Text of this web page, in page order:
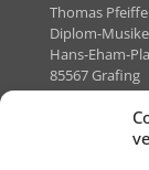
Thomas
Diplom-
Hans-Eham-
85567 Grafing
Telefon +49